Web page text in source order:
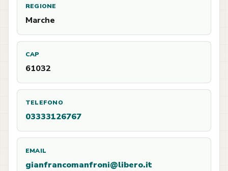
REGIONE
Marche
CAP
61032
TELEFONO
03333126767
EMAIL
gianfrancomanfroni@libero.it